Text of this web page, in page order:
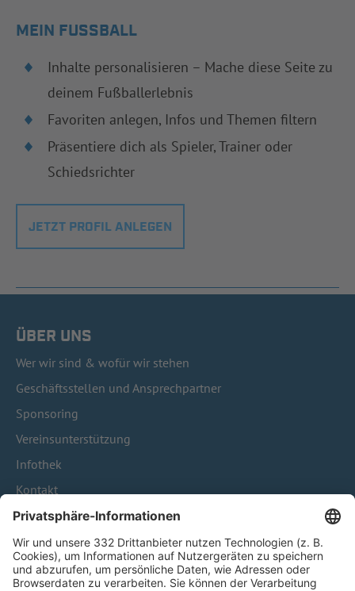
MEIN FUSSBALL
Inhalte personalisieren – Mache diese Seite zu
deinem Fußballerlebnis
Favoriten anlegen, Infos und Themen filtern
Präsentiere dich als Spieler, Trainer oder
Schiedsrichter
JETZT PROFIL ANLEGEN
ÜBER UNS
Wer wir sind & wofür wir stehen
Geschäftsstellen und Ansprechpartner
Sponsoring
Vereinsunterstützung
Infothek
Kontakt
HÄUFIG BESUCHTE SEITEN
Pässe und Vereinswechsel